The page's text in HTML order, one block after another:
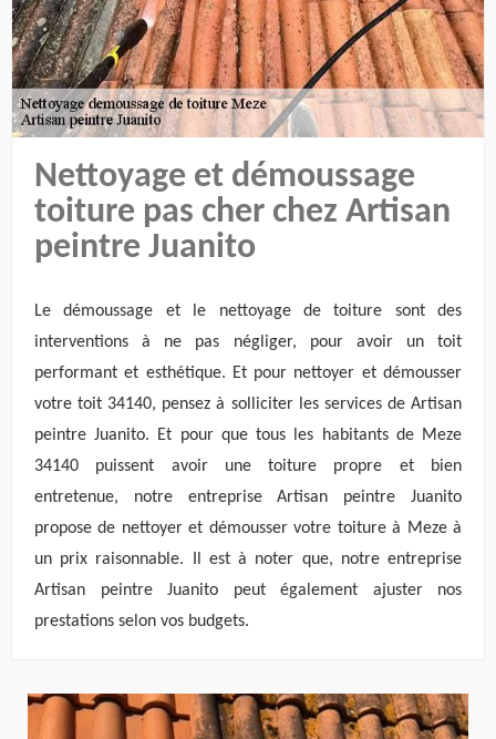
Nettoyage et démoussage
toiture pas cher chez Artisan
peintre Juanito
Le démoussage et le nettoyage de toiture sont des
interventions à ne pas négliger, pour avoir un toit
performant et esthétique. Et pour nettoyer et démousser
votre toit 34140, pensez à solliciter les services de Artisan
peintre Juanito. Et pour que tous les habitants de Meze
34140 puissent avoir une toiture propre et bien
entretenue, notre entreprise Artisan peintre Juanito
propose de nettoyer et démousser votre toiture à Meze à
un prix raisonnable. Il est à noter que, notre entreprise
Artisan peintre Juanito peut également ajuster nos
prestations selon vos budgets.